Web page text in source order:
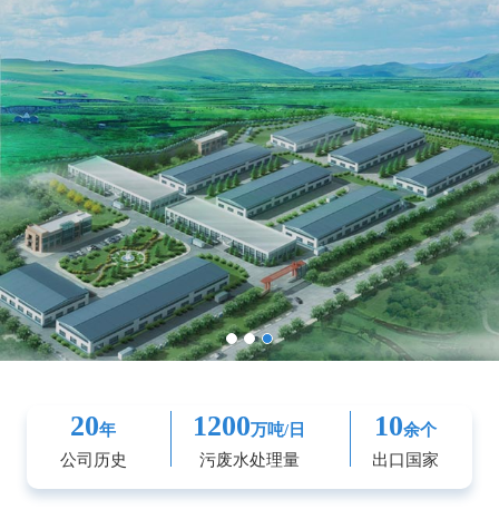
20年
公司历史
1200万吨/日
污废水处理量
10余个
出口国家